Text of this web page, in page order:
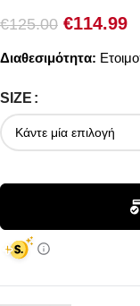
€125.00 €114.99
Διαθεσιμότητα:
SIZE